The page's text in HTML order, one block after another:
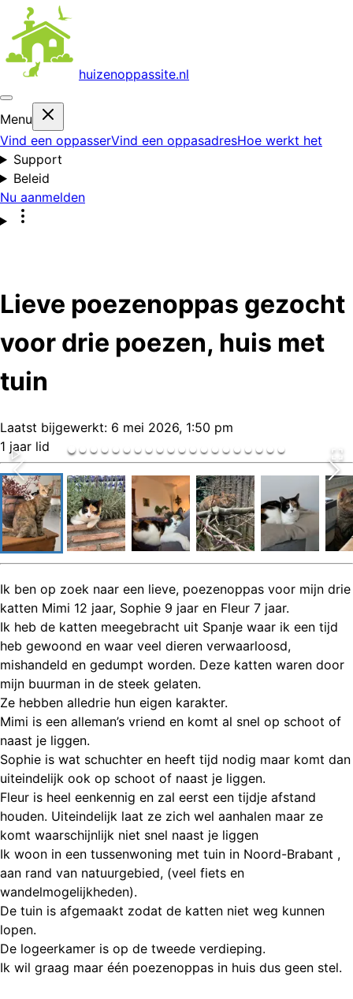
huizenoppassite.nl
Menu
Vind een oppasserVind een oppasadresHoe werkt het
Support
Beleid
Nu aanmelden
Lieve poezenoppas gezocht
voor drie poezen, huis met
tuin
Laatst bijgewerkt: 6 mei 2026, 1:50 pm
1 jaar lid
Ik ben op zoek naar een lieve, poezenoppas voor mijn drie
katten Mimi 12 jaar, Sophie 9 jaar en Fleur 7 jaar.
Ik heb de katten meegebracht uit Spanje waar ik een tijd
heb gewoond en waar veel dieren verwaarloosd,
mishandeld en gedumpt worden. Deze katten waren door
mijn buurman in de steek gelaten.
Ze hebben alledrie hun eigen karakter.
Mimi is een alleman’s vriend en komt al snel op schoot of
naast je liggen.
Sophie is wat schuchter en heeft tijd nodig maar komt dan
uiteindelijk ook op schoot of naast je liggen.
Fleur is heel eenkennig en zal eerst een tijdje afstand
houden. Uiteindelijk laat ze zich wel aanhalen maar ze
komt waarschijnlijk niet snel naast je liggen
Ik woon in een tussenwoning met tuin in Noord-Brabant ,
aan rand van natuurgebied, (veel fiets en
wandelmogelijkheden).
De tuin is afgemaakt zodat de katten niet weg kunnen
lopen.
De logeerkamer is op de tweede verdieping.
Ik wil graag maar één poezenoppas in huis dus geen stel.